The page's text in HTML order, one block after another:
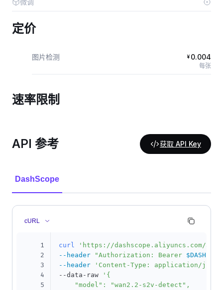
定价
图片检测 ¥ 0.004
每张
速率限制
API 参考 获取 API Key
DashScope
cURL
1
2
3
4
5
curl
'https://dashscope.aliyuncs.com/
--header
"Authorization: Bearer
--header
'Content-Type: application/json'
--data-raw
'{
    "model": "wan2.2-s2v-detect",